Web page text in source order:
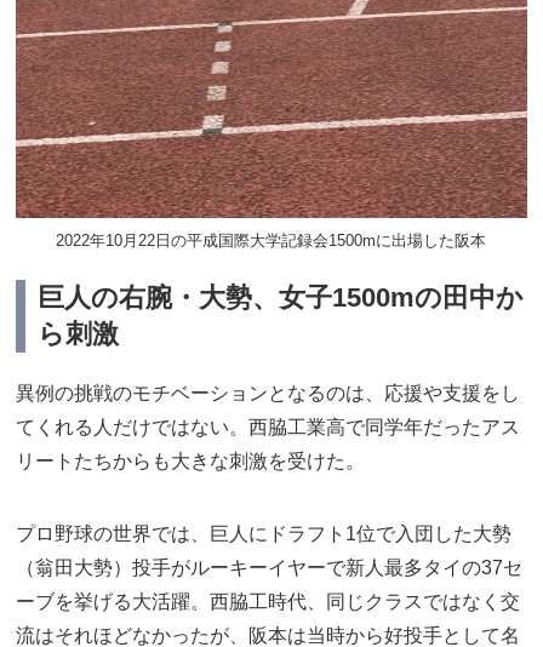
2022年10月22日の平成国際大学記録会1500mに出場した阪本
巨人の右腕・大勢、女子1500mの田中か
ら刺激
異例の挑戦のモチベーションとなるのは、応援や支援をし
てくれる人だけではない。西脇工業高で同学年だったアス
リートたちからも大きな刺激を受けた。
プロ野球の世界では、巨人にドラフト1位で入団した大勢
（翁田大勢）投手がルーキーイヤーで新人最多タイの37セ
ーブを挙げる大活躍。西脇工時代、同じクラスではなく交
流はそれほどなかったが、阪本は当時から好投手として名